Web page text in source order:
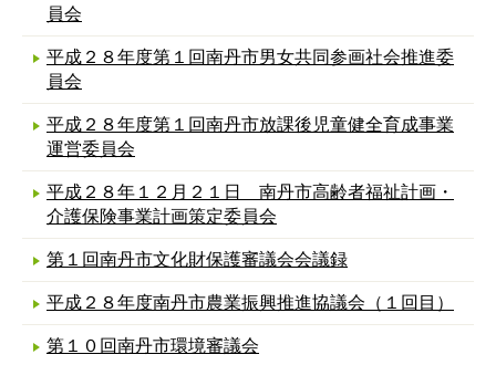
員会
平成２８年度第１回南丹市男女共同参画社会推進委
員会
平成２８年度第１回南丹市放課後児童健全育成事業
運営委員会
平成２８年１２月２１日 南丹市高齢者福祉計画・
介護保険事業計画策定委員会
第１回南丹市文化財保護審議会会議録
平成２８年度南丹市農業振興推進協議会（１回目）
第１０回南丹市環境審議会